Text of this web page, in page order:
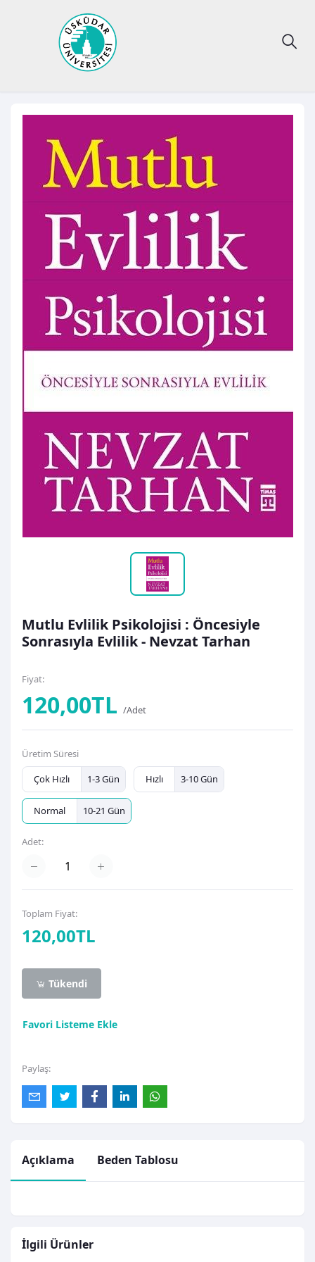
Mutlu Evlilik Psikolojisi : Öncesiyle
Sonrasıyla Evlilik - Nevzat Tarhan
Fiyat:
120,00TL /Adet
Üretim Süresi
Çok Hızlı
1-3 Gün Hızlı 3-10 Gün
Normal 10-21 Gün
Adet:
Toplam Fiyat:
120,00TL
Tükendi
Favori Listeme Ekle
Paylaş:
Açıklama Beden Tablosu
İlgili Ürünler